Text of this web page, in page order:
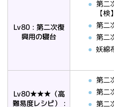
Lv80 : 第二次復
興用の寝台
第二
【
第二
第二
妖綿
Lv80★★★（高
難易度レシピ） :
第二
第二
第二